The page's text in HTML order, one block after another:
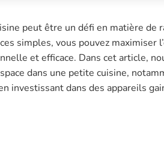
peut être un défi en matière de
simples, vous pouvez maximiser
et efficace. Dans cet article,
dans une petite cuisine,
investissant dans des appareils